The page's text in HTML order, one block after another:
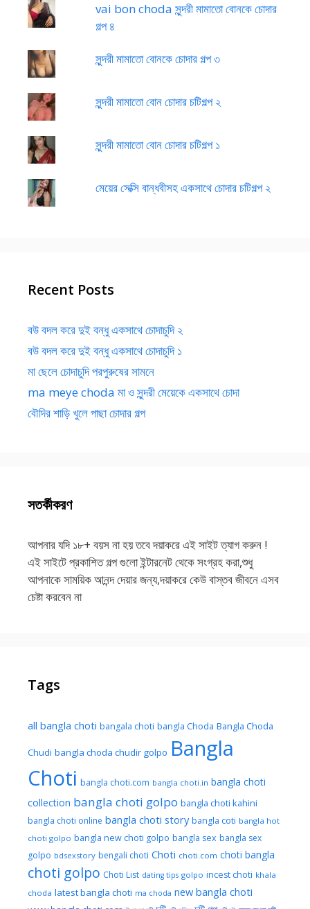
vai bon choda সুন্দরী মামাতো বোনকে চোদার
গল্প ৪
সুন্দরী মামাতো বোনকে চোদার গল্প ৩
সুন্দরী মামাতো বোন চোদার চটিগল্প ২
সুন্দরী মামাতো বোন চোদার চটিগল্প ১
মেয়ের সেক্সি বান্ধবীসহ একসাথে চোদার চটিগল্প ২
Recent Posts
বউ বদল করে দুই বন্ধু একসাথে চোদাচুদি ২
বউ বদল করে দুই বন্ধু একসাথে চোদাচুদি ১
মা ছেলে চোদাচুদি পরপুরুষের সামনে
ma meye choda মা ও সুন্দরী মেয়েকে একসাথে চোদা
বৌদির শাড়ি খুলে পাছা চোদার গল্প
সতর্কীকরণ
আপনার যদি ১৮+ বয়স না হয় তবে দয়াকরে এই সাইট ত্যাগ করুন !
এই সাইটে প্রকাশিত গল্প গুলো ইন্টারনেট থেকে সংগ্রহ করা,শুধু
আপনাকে সাময়িক আনন্দ দেয়ার জন্য,দয়াকরে কেউ বাস্তব জীবনে এসব
চেষ্টা করবেন না
Tags
all bangla choti bangala choti bangla Choda Bangla Choda
Chudi bangla choda chudir golpo Bangla
Choti bangla choti.com bangla choti.in bangla choti
collection bangla choti golpo bangla choti kahini
bangla choti online bangla choti story bangla coti bangla hot
choti golpo bangla new choti golpo bangla sex bangla sex
golpo bdsexstory bengali choti Choti choti.com choti bangla
choti golpo Choti List dating tips golpo incest choti khala
choda latest bangla choti ma choda new bangla choti